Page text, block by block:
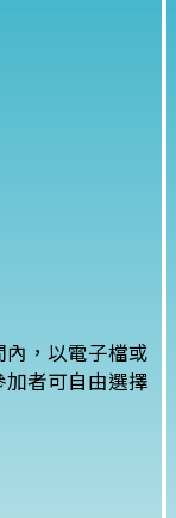
，以電子檔或
者可自由選擇